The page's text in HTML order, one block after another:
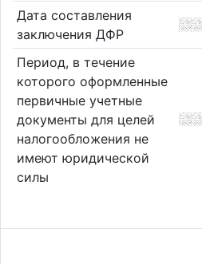
Дата составления
заключения ДФР
Период, в течение
которого оформленные
первичные учетные
документы для целей
налогообложения не
имеют юридической
силы